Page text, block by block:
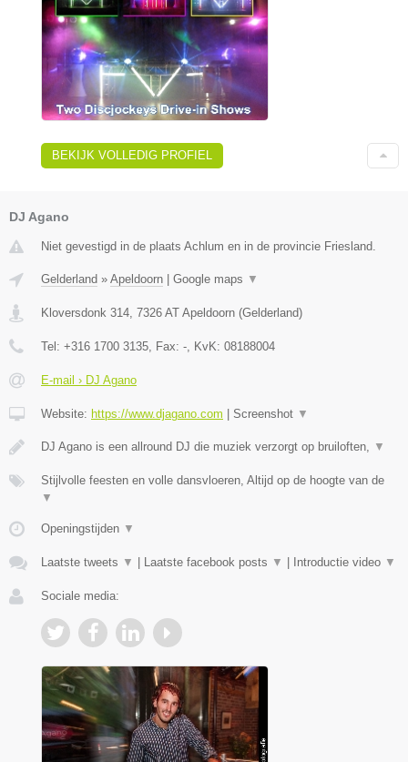
BEKIJK VOLLEDIG PROFIEL
DJ Agano
Niet gevestigd in de plaats Achlum en in de provincie Friesland.
Gelderland » Apeldoorn | Google maps ▼
Kloversdonk 314 7326 AT Apeldoorn (Gelderland)
Tel: +316 1700 3135 , Fax: - , KvK: 08188004
E-mail › DJ Agano
Website: https://www.djagano.com | Screenshot ▼
DJ Agano is een allround DJ die muziek verzorgt op bruiloften, ▼
Stijlvolle feesten en volle dansvloeren, Altijd op de hoogte van de
▼
Openingstijden ▼
Laatste tweets ▼ | Laatste facebook posts ▼ | Introductie video ▼
Sociale media: